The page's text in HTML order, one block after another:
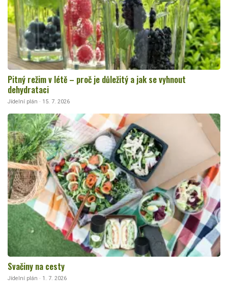
Pitný režim v létě – proč je důležitý a jak se vyhnout
dehydrataci
Jídelní plán · 15. 7. 2026
Svačiny na cesty
Jídelní plán · 1. 7. 2026